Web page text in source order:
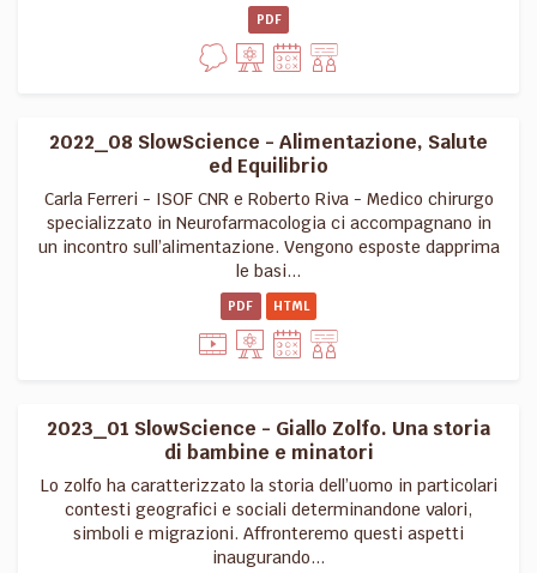
PDF
2022_08 SlowScience - Alimentazione, Salute
ed Equilibrio
Carla Ferreri - ISOF CNR e Roberto Riva - Medico chirurgo
specializzato in Neurofarmacologia ci accompagnano in
un incontro sull’alimentazione. Vengono esposte dapprima
le basi...
PDF HTML
2023_01 SlowScience - Giallo Zolfo. Una storia
di bambine e minatori
Lo zolfo ha caratterizzato la storia dell’uomo in particolari
contesti geografici e sociali determinandone valori,
simboli e migrazioni. Affronteremo questi aspetti
inaugurando...